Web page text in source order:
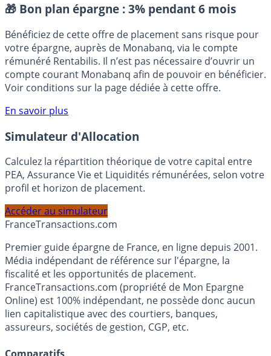
Placement sans risque
🎁 Bon plan épargne : 3% pendant 6 mois
Bénéficiez de cette offre de placement sans risque pour
votre épargne, auprès de Monabanq, via le compte
rémunéré Rentabilis. Il n’est pas nécessaire d’ouvrir un
Voir conditions sur la page dédiée à cette offre.
En savoir plus
Simulateur d'Allocation
Calculez la répartition théorique de votre capital entre
profil et horizon de placement.
FranceTransactions.com
Premier guide épargne de France, en ligne depuis 2001.
Média indépendant de référence sur l'épargne, la
fiscalité et les opportunités de placement.
FranceTransactions.com (propriété de Mon Epargne
Online) est 100% indépendant, ne possède donc aucun
assureurs, sociétés de gestion, CGP, etc.